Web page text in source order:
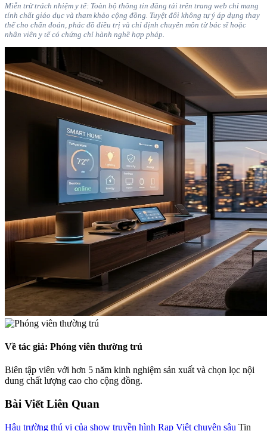
Miễn trừ trách nhiệm y tế: Toàn bộ thông tin đăng tải trên trang web chỉ mang
tính chất giáo dục và tham khảo cộng đồng. Tuyệt đối không tự ý áp dụng thay
thế cho chẩn đoán, phác đồ điều trị và chỉ định chuyên môn từ bác sĩ hoặc
nhân viên y tế có chứng chỉ hành nghề hợp pháp.
Về tác giả: Phóng viên thường trú
Biên tập viên với hơn 5 năm kinh nghiệm sản xuất và chọn lọc nội
dung chất lượng cao cho cộng đồng.
Bài Viết Liên Quan
Hậu trường thú vị của show truyền hình Rap Việt chuyên sâu Tin